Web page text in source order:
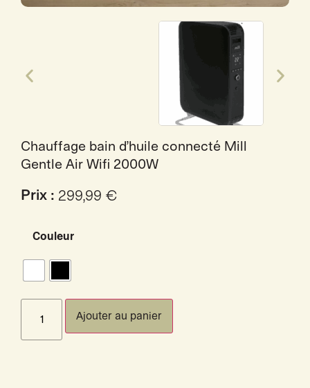
Chauffage bain d’huile connecté Mill
Gentle Air Wifi 2000W
Prix : 299,99 €
Couleur
Ajouter au panier